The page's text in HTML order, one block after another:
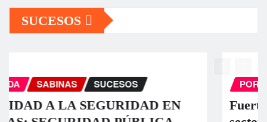
SUCESOS
PORTADA SABINAS
Fuerte tromba causa daños en algunos